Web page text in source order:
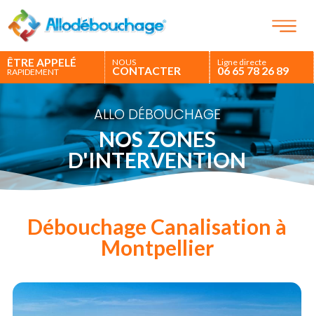
ÊTRE APPELÉ
RAPIDEMENT
NOUS
CONTACTER
Ligne directe
06 65 78 26 89
ALLO DÉBOUCHAGE
NOS ZONES
D'INTERVENTION
Débouchage Canalisation à
Montpellier